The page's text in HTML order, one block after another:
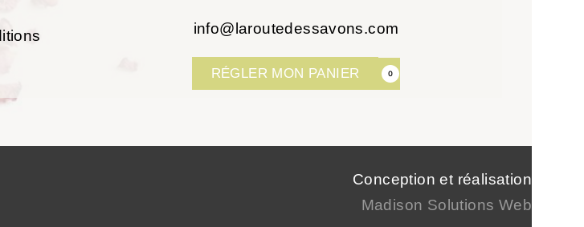
info@laroutedessavons.com
RÉGLER MON PANIER 0
Conception et réalisation
Madison Solutions Web